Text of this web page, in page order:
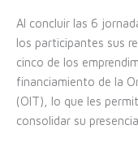
Al concluir las 6
los participantes sus
cinco de los
financiamiento de la
(OIT), lo que les
consolidar su